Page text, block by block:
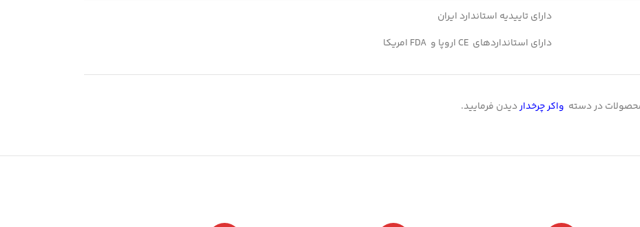
دارای تاییدیه استاندارد ایران
دارای استانداردهای CE اروپا و FDA امریکا
در دسته واکر چرخداردیدن فرمایید.